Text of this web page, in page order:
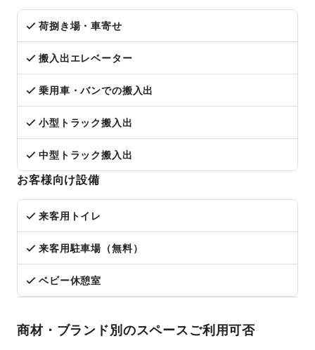
荷捌き場・車寄せ
搬入出エレベーター
乗用車・バンでの搬入出
小型トラック搬入出
中型トラック搬入出
お客様向け設備
来客用トイレ
来客用駐車場（無料）
ベビー休憩室
商材・ブランド別のスペースご利用可否